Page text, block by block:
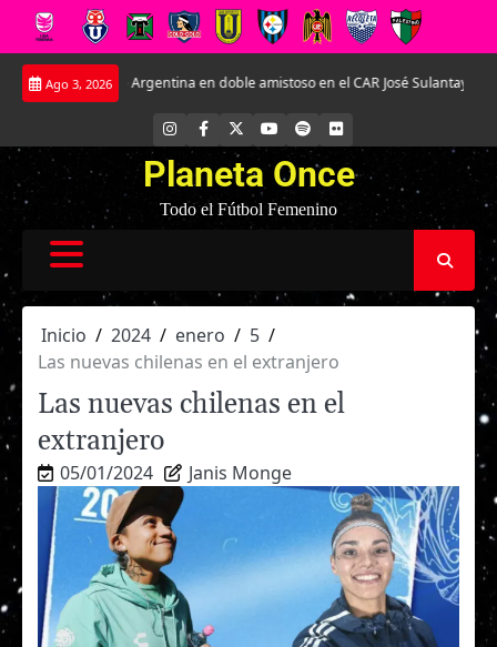
Saltar
Ago 3, 2026
Argentina en doble amistoso en el CAR José Sulantay. Conversamos en
INSTAGRAM
FACEBOOK YOUTUBE
SPOTIFYFLICKR
Planeta Once
Todo el Fútbol Femenino
Inicio 2024 enero
5
Las nuevas chilenas en el extranjero
Las nuevas chilenas en el
extranjero
05/01/2024 Janis Monge